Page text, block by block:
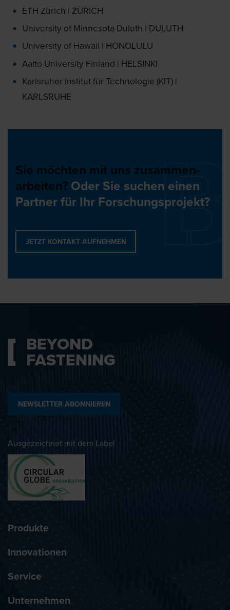
ETH Zürich | ZÜRICH
University of Minnesota Duluth | DULUTH
University of Hawaii | HONOLULU
Aalto University Finland | HELSINKI
Karlsruher Institut für Technologie (KIT) |
KARLSRUHE
Sie möchten mit uns zusammen-
arbeiten? Oder Sie suchen einen
Partner für Ihr Forschungsprojekt?
JETZT KONTAKT AUFNEHMEN
BEYOND
FASTENING
NEWSLETTER ABONNIEREN
Ausgezeichnet mit dem Label
Produkte
Innovationen
Service
Unternehmen